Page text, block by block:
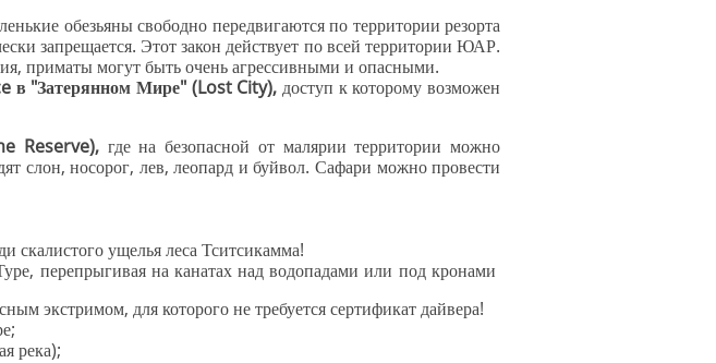
обезьяны свободно передвигаются по территории резорта
запрещается. Этот закон действует по всей территории ЮАР.
приматы могут быть очень агрессивными и опасными.
в "Затерянном Мире" (Lost City), доступ к которому возможен
Reserve), где на безопасной от малярии территории можно
слон, носорог, лев, леопард и буйвол. Сафари можно провести
ущелья леса Тситсикамма!
перепрыгивая на канатах над водопадами или под кронами
экстримом, для которого не требуется сертификат дайвера!
река);